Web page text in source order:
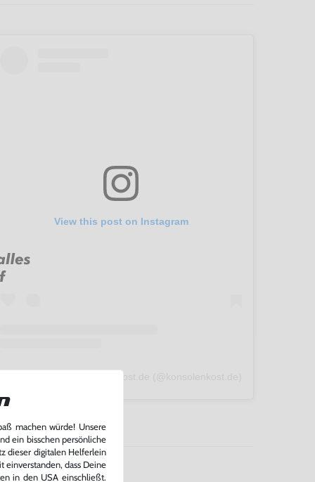
View this post on Instagram
machen würde! Unsere
ein bisschen persönliche
dieser digitalen Helferlein
einverstanden, dass Deine
in den USA einschließt.